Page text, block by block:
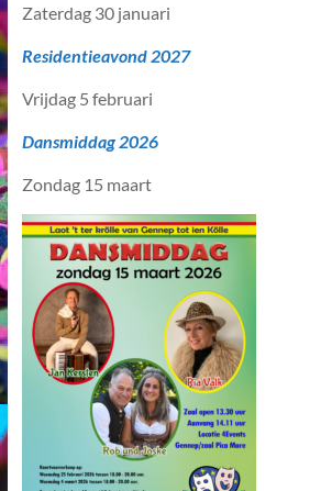
Zaterdag 30 januari
Residentieavond 2027
Vrijdag 5 februari
Dansmiddag 2026
Zondag 15 maart